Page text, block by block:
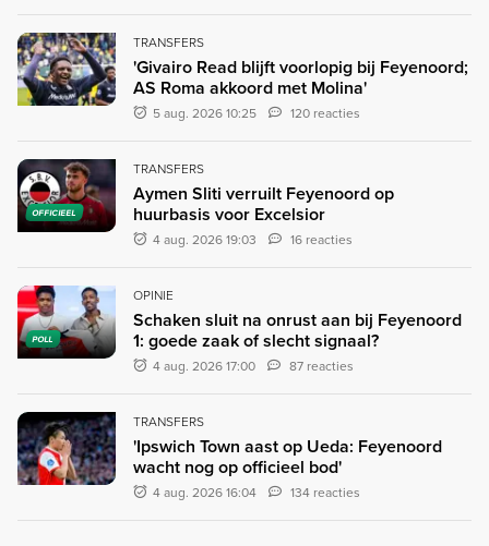
TRANSFERS
'Givairo Read blijft voorlopig bij Feyenoord;
AS Roma akkoord met Molina'
5 aug. 2026 10:25 120 reacties
OFFICIEEL
TRANSFERS
Aymen Sliti verruilt Feyenoord op
huurbasis voor Excelsior
4 aug. 2026 19:03 16 reacties
POLL
OPINIE
Schaken sluit na onrust aan bij Feyenoord
1: goede zaak of slecht signaal?
4 aug. 2026 17:00 87 reacties
TRANSFERS
'Ipswich Town aast op Ueda: Feyenoord
wacht nog op officieel bod'
4 aug. 2026 16:04 134 reacties